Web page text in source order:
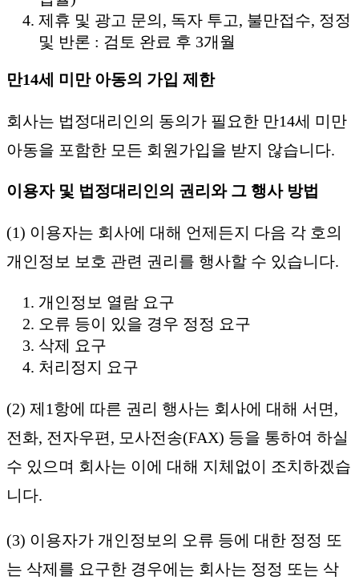
제휴 및 광고 문의, 독자 투고, 불만접수, 정정
및 반론 : 검토 완료 후 3개월
만14세 미만 아동의 가입 제한
회사는 법정대리인의 동의가 필요한 만14세 미만
아동을 포함한 모든 회원가입을 받지 않습니다.
이용자 및 법정대리인의 권리와 그 행사 방법
(1) 이용자는 회사에 대해 언제든지 다음 각 호의
개인정보 보호 관련 권리를 행사할 수 있습니다.
개인정보 열람 요구
오류 등이 있을 경우 정정 요구
삭제 요구
처리정지 요구
(2) 제1항에 따른 권리 행사는 회사에 대해 서면,
전화, 전자우편, 모사전송(FAX) 등을 통하여 하실
수 있으며 회사는 이에 대해 지체없이 조치하겠습
니다.
(3) 이용자가 개인정보의 오류 등에 대한 정정 또
는 삭제를 요구한 경우에는 회사는 정정 또는 삭